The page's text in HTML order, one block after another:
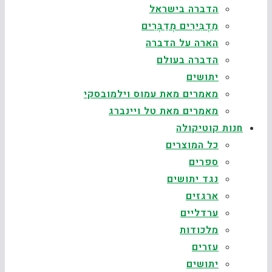
הדברה בישראל
מַדְבִּירִים מְדַבְּרִים
הארה על הדברה
הדברה בעולם
יתושים
מאמרים מאת עמוס וילמובסקי
מאמרים מאת טל ויינברג
חנות קוטיקולה
כל המוצרים
ספרים
נגד יתושים
ארגזים
ערדליים
מלכודות
עזרים
יתושים